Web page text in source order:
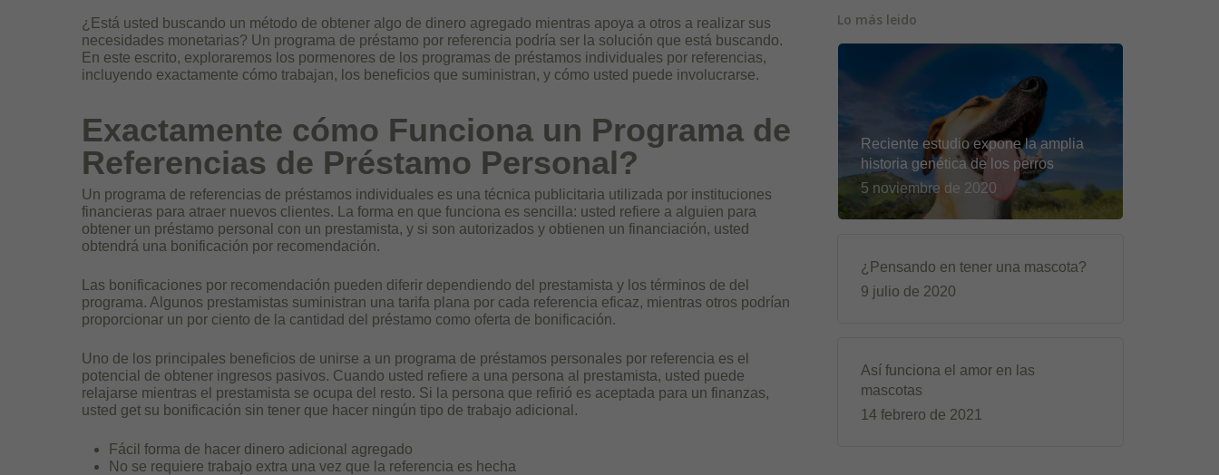
¿Está usted buscando un método de obtener algo de dinero agregado mientras apoya a otros a realizar sus
necesidades monetarias? Un programa de préstamo por referencia podría ser la solución que está buscando.
En este escrito, exploraremos los pormenores de los programas de préstamos individuales por referencias,
incluyendo exactamente cómo trabajan, los beneficios que suministran, y cómo usted puede involucrarse.
Exactamente cómo Funciona un Programa de
Referencias de Préstamo Personal?
Un programa de referencias de préstamos individuales es una técnica publicitaria utilizada por instituciones
financieras para atraer nuevos clientes. La forma en que funciona es sencilla: usted refiere a alguien para
obtener un préstamo personal con un prestamista, y si son autorizados y obtienen un financiación, usted
obtendrá una bonificación por recomendación.
Las bonificaciones por recomendación pueden diferir dependiendo del prestamista y los términos de del
programa. Algunos prestamistas suministran una tarifa plana por cada referencia eficaz, mientras otros podrían
proporcionar un por ciento de la cantidad del préstamo como oferta de bonificación.
Uno de los principales beneficios de unirse a un programa de préstamos personales por referencia es el
potencial de obtener ingresos pasivos. Cuando usted refiere a una persona al prestamista, usted puede
relajarse mientras el prestamista se ocupa del resto. Si la persona que refirió es aceptada para un finanzas,
usted get su bonificación sin tener que hacer ningún tipo de trabajo adicional.
Fácil forma de hacer dinero adicional agregado
No se requiere trabajo extra una vez que la referencia es hecha
Lo más leido
Reciente estudio expone la amplia
historia genética de los perros
5 noviembre de 2020
¿Pensando en tener una mascota?
9 julio de 2020
Así funciona el amor en las
mascotas
14 febrero de 2021